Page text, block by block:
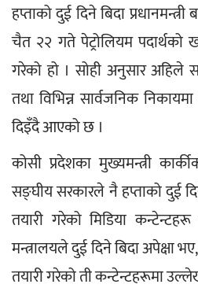
हप्ताको दुई दिने बिदा
चैत २२ गते पेट्रोलियम
गरेको हो । सोही अनुसार अहिले
तथा विभिन्न सार्वजनिक
दिइँदै आएको छ ।
कोसी प्रदेशका मुख्यमन्त्री
सङ्घीय सरकारले नै हप्ताको दुई
तयारी गरेको मिडिया
मन्त्रालयले दुई दिने बिदा अपेक्षा
तयारी गरेको ती कन्टेन्टहरूमा